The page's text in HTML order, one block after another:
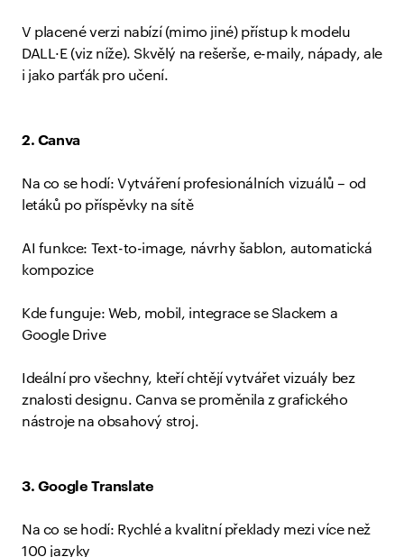
V placené verzi nabízí (mimo jiné) přístup k modelu
DALL·E (viz níže). Skvělý na rešerše, e-maily, nápady, ale
i jako parťák pro učení.
2. Canva
Na co se hodí: Vytváření profesionálních vizuálů – od
letáků po příspěvky na sítě
AI funkce: Text-to-image, návrhy šablon, automatická
kompozice
Kde funguje: Web, mobil, integrace se Slackem a
Google Drive
Ideální pro všechny, kteří chtějí vytvářet vizuály bez
znalosti designu. Canva se proměnila z grafického
nástroje na obsahový stroj.
3. Google Translate
Na co se hodí: Rychlé a kvalitní překlady mezi více než
100 jazyky